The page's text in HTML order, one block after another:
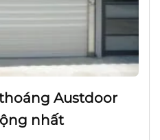
Austdoor
nhất